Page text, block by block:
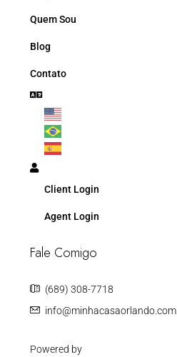
Quem Sou
Blog
Contato
Client Login
Agent Login
Fale Comigo
(689) 308-7718
info@minhacasaorlando.com
Powered by